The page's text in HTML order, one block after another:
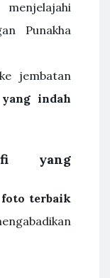
Punakha
jembatan
indah
yang
terbaik